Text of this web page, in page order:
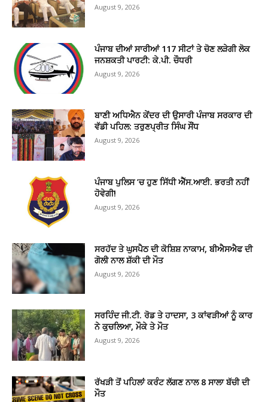
August 9, 2026
ਪੰਜਾਬ ਦੀਆਂ ਸਾਰੀਆਂ 117 ਸੀਟਾਂ ਤੇ ਚੋਣ ਲੜੇਗੀ ਲੋਕ
ਜਨਸ਼ਕਤੀ ਪਾਰਟੀ: ਕੇ.ਪੀ. ਚੌਧਰੀ
August 9, 2026
ਬਾਣੀ ਅਧਿਐਨ ਕੇਂਦਰ ਦੀ ਉਸਾਰੀ ਪੰਜਾਬ ਸਰਕਾਰ ਦੀ
ਵੱਡੀ ਪਹਿਲ: ਤਰੁਣਪ੍ਰੀਤ ਸਿੰਘ ਸੌਂਧ
August 9, 2026
ਪੰਜਾਬ ਪੁਲਿਸ ’ਚ ਹੁਣ ਸਿੱਧੀ ਐੱਸ.ਆਈ. ਭਰਤੀ ਨਹੀਂ
ਹੋਵੇਗੀ!
August 9, 2026
ਸਰਹੱਦ ਤੇ ਘੁਸਪੈਠ ਦੀ ਕੋਸ਼ਿਸ਼ ਨਾਕਾਮ, ਬੀਐਸਐਫ ਦੀ
ਗੋਲੀ ਨਾਲ ਸ਼ੱਕੀ ਦੀ ਮੌਤ
August 9, 2026
ਸਰਹਿੰਦ ਜੀ.ਟੀ. ਰੋਡ ਤੇ ਹਾਦਸਾ, 3 ਕਾਂਵੜੀਆਂ ਨੂੰ ਕਾਰ
ਨੇ ਕੁਚਲਿਆ, ਮੌਕੇ ਤੇ ਮੌਤ
August 9, 2026
ਰੱਖੜੀ ਤੋਂ ਪਹਿਲਾਂ ਕਰੰਟ ਲੱਗਣ ਨਾਲ 8 ਸਾਲਾ ਬੱਚੀ ਦੀ
ਮੌਤ